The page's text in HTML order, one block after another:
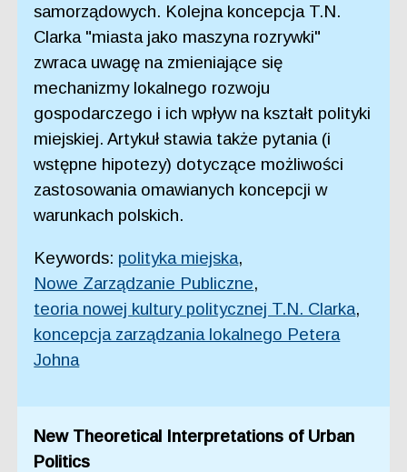
samorządowych. Kolejna koncepcja T.N.
Clarka "miasta jako maszyna rozrywki"
zwraca uwagę na zmieniające się
mechanizmy lokalnego rozwoju
gospodarczego i ich wpływ na kształt polityki
miejskiej. Artykuł stawia także pytania (i
wstępne hipotezy) dotyczące możliwości
zastosowania omawianych koncepcji w
warunkach polskich.
Keywords: polityka miejska,
Nowe Zarządzanie Publiczne,
teoria nowej kultury politycznej T.N. Clarka,
koncepcja zarządzania lokalnego Petera
Johna
New Theoretical Interpretations of Urban
Politics